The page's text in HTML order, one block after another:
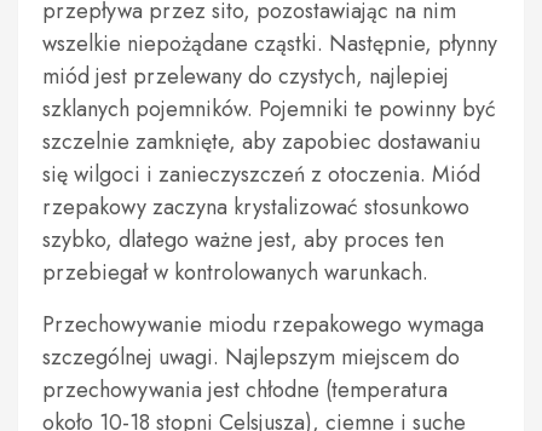
przepływa przez sito, pozostawiając na nim
wszelkie niepożądane cząstki. Następnie, płynny
miód jest przelewany do czystych, najlepiej
szklanych pojemników. Pojemniki te powinny być
szczelnie zamknięte, aby zapobiec dostawaniu
się wilgoci i zanieczyszczeń z otoczenia. Miód
rzepakowy zaczyna krystalizować stosunkowo
szybko, dlatego ważne jest, aby proces ten
przebiegał w kontrolowanych warunkach.
Przechowywanie miodu rzepakowego wymaga
szczególnej uwagi. Najlepszym miejscem do
przechowywania jest chłodne (temperatura
około 10-18 stopni Celsjusza), ciemne i suche